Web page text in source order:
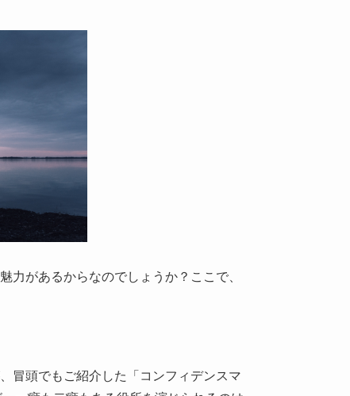
力があるからなのでしょうか？ここで、
冒頭でもご紹介した「コンフィデンスマ